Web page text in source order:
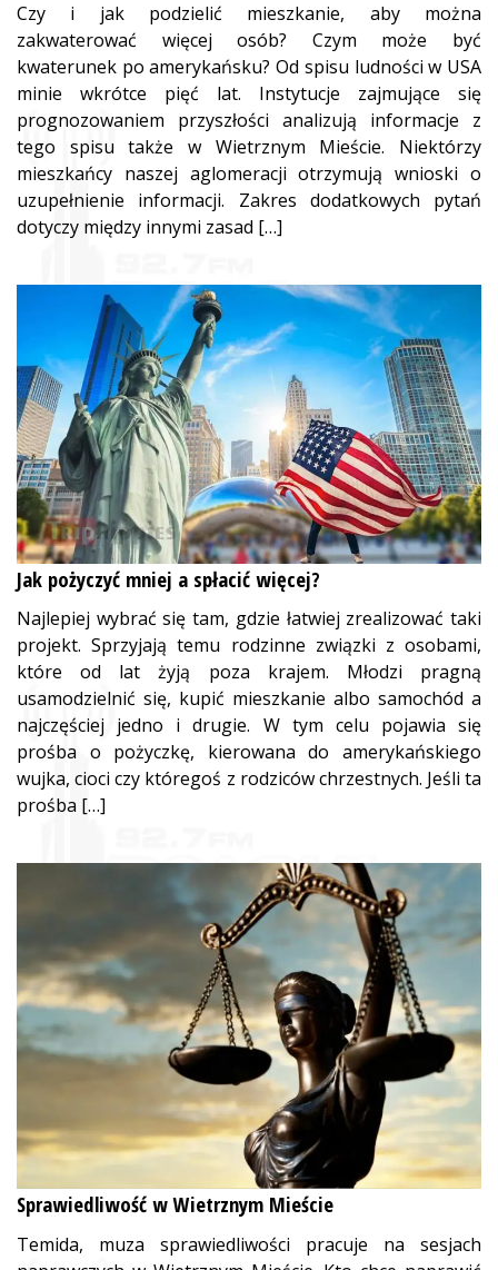
Czy i jak podzielić mieszkanie, aby można
zakwaterować więcej osób? Czym może być
kwaterunek po amerykańsku? Od spisu ludności w USA
minie wkrótce pięć lat. Instytucje zajmujące się
prognozowaniem przyszłości analizują informacje z
tego spisu także w Wietrznym Mieście. Niektórzy
mieszkańcy naszej aglomeracji otrzymują wnioski o
uzupełnienie informacji. Zakres dodatkowych pytań
dotyczy między innymi zasad […]
Jak pożyczyć mniej a spłacić więcej?
Najlepiej wybrać się tam, gdzie łatwiej zrealizować taki
projekt. Sprzyjają temu rodzinne związki z osobami,
które od lat żyją poza krajem. Młodzi pragną
usamodzielnić się, kupić mieszkanie albo samochód a
najczęściej jedno i drugie. W tym celu pojawia się
prośba o pożyczkę, kierowana do amerykańskiego
wujka, cioci czy któregoś z rodziców chrzestnych. Jeśli ta
prośba […]
Sprawiedliwość w Wietrznym Mieście
Temida, muza sprawiedliwości pracuje na sesjach